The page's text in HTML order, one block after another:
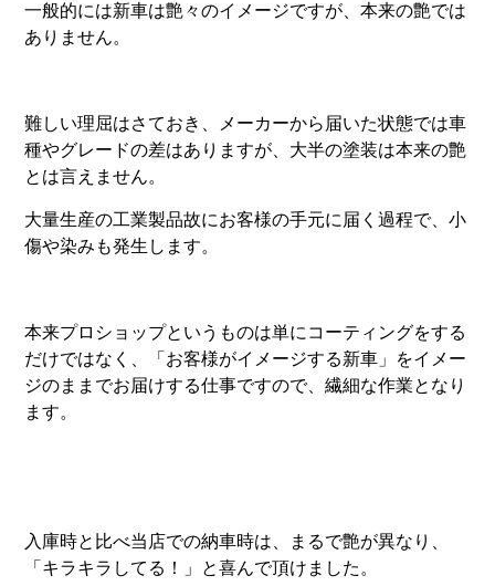
一般的には新車は艶々のイメージですが、本来の艶では
ありません。
難しい理屈はさておき、メーカーから届いた状態では車
種やグレードの差はありますが、大半の塗装は本来の艶
とは言えません。
大量生産の工業製品故にお客様の手元に届く過程で、小
傷や染みも発生します。
本来プロショップというものは単にコーティングをする
だけではなく、「お客様がイメージする新車」をイメー
ジのままでお届けする仕事ですので、繊細な作業となり
ます。
入庫時と比べ当店での納車時は、まるで艶が異なり、
「キラキラしてる！」と喜んで頂けました。